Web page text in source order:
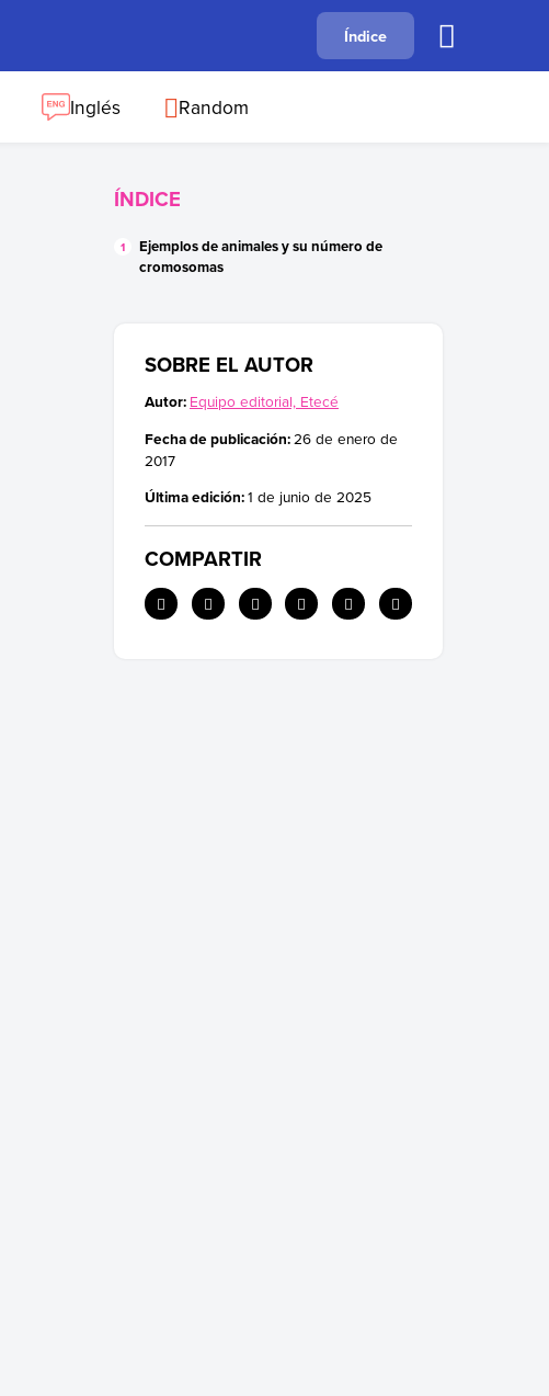
B C F
Índice
Inglés Random
ÍNDICE
Ejemplos de animales y su número de
cromosomas
SOBRE EL AUTOR
Autor: Equipo editorial, Etecé
Fecha de publicación: 26 de enero de
2017
Última edición:1 de junio de 2025
COMPARTIR